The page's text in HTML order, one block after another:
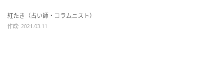
紅たき（占い師・コラムニスト）
作成: 2021.03.11